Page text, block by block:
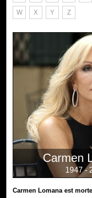
W X Y Z
Carmen
1947 -
Carmen Lomana est morte